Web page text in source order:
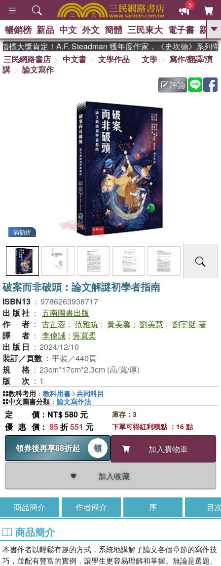
5
GO
熱搜： 東野圭吾 、 高希均教授回憶錄
暑期推薦 、 國際布克
方念華 、 台灣的李
登輝時代
偉大的迷走神經
暢銷榜 新品 中文 外文 簡體 三民東大 電子書 親子
大獎肯定！A.F. Steadman 獲年度作家，《史坎德》系列帶
三民網路書店
中文書 文學作品 文學
寫作/翻譯/演
講
論文寫作
評論
滿額折
破案而非破頭：論文解謎初學者指南
ISBN13 ： 9786263938717
出版社 ： 五南圖書出版
作者 ： 古芷蓉 ; 范雅筑 ; 黃美馨 ; 劉美慧 ; 劉宇挺-著
譯者 ： 李偉誠 ; 吳寬柔
出版日 ： 2024/12/10
裝訂／頁數 ： 平裝／440頁
規格 ： 23cm*17cm*2.3cm (高/寬/厚)
版次 ： 1
定價 ：NT$ 580 元
優惠價 ： 95折551 元
領券後再享88折起
領 加入購物車
加入收藏
庫存：3
下單可得紅利積點 ：16 點
教科考用 ： 教科用書 共同科目
中文圖書分類 ： 論文寫作法
商品簡介 作者簡介 序 目
商品簡介
本書作者以輕鬆有趣的方式，系統地講解了論文各個章節的寫作技
巧，並配有豐富的實例，讓學生更容易理解和掌握。無論是選題、